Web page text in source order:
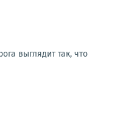
выглядит так, что